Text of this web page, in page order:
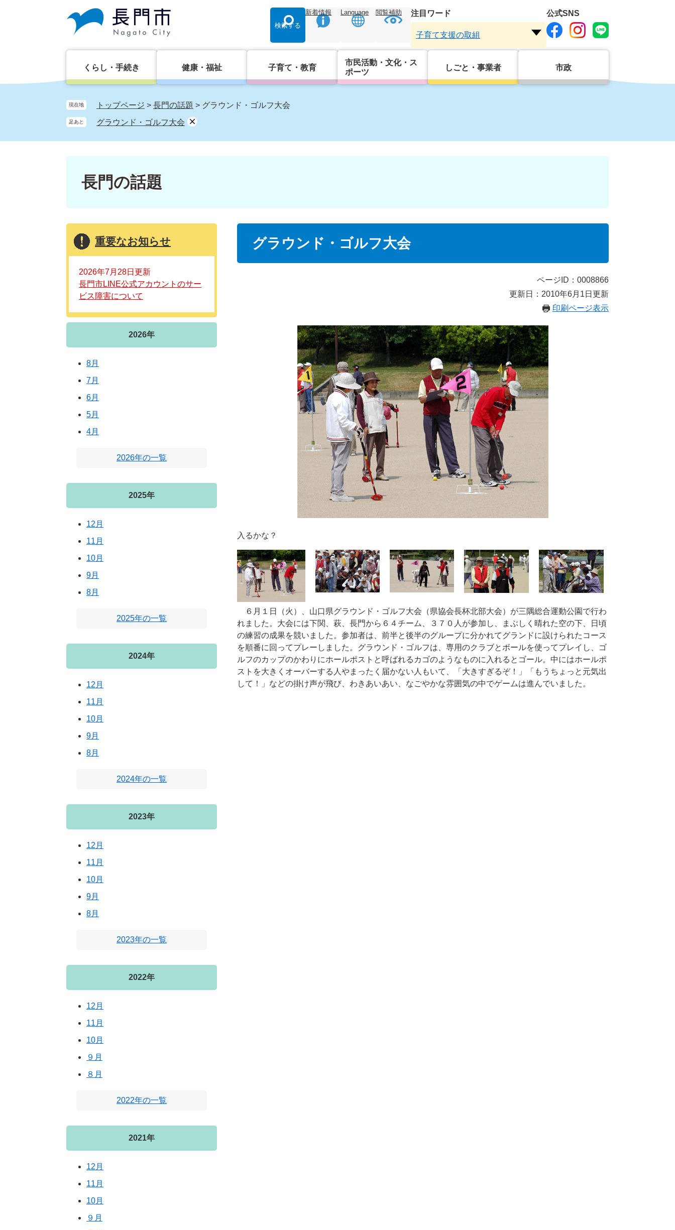
検索する
新着情報 Language 閲覧補助 注目ワード
ー
子育て支援の取組
公式SNS
くらし・手続き 健康・福祉 子育て・教育
市民活動・文化・ス
ポーツ
しごと・事業者 市政
現在地 トップページ > 長門の話題 > グラウンド・ゴルフ大会
足あと グラウンド・ゴルフ大会
長門の話題
グラウンド・ゴルフ大会
ページID：0008866
更新日：2010年6月1日更新
印刷ページ表示
入るかな？
６月１日（火）、山口県グラウンド・ゴルフ大会（県協会長杯北部大会）が三隅総合運動公園で行わ
れました。大会には下関、萩、長門から６４チーム、３７０人が参加し、まぶしく晴れた空の下、日頃
の練習の成果を競いました。参加者は、前半と後半のグループに分かれてグランドに設けられたコース
を順番に回ってプレーしました。グラウンド・ゴルフは、専用のクラブとボールを使ってプレイし、ゴ
ルフのカップのかわりにホールポストと呼ばれるカゴのようなものに入れるとゴール。中にはホールポ
ストを大きくオーバーする人やまったく届かない人もいて、「大きすぎるぞ！」「もうちょっと元気出
して！」などの掛け声が飛び、わきあいあい、なごやかな雰囲気の中でゲームは進んでいました。
重要なお知らせ
2026年7月28日更新
長門市LINE公式アカウントのサー
ビス障害について
2026年
8月
7月
6月
5月
4月
2026年の一覧
2025年
12月
11月
10月
9月
8月
2025年の一覧
2024年
12月
11月
10月
9月
8月
2024年の一覧
2023年
12月
11月
10月
9月
8月
2023年の一覧
2022年
12月
11月
10月
９月
８月
2022年の一覧
2021年
12月
11月
10月
９月